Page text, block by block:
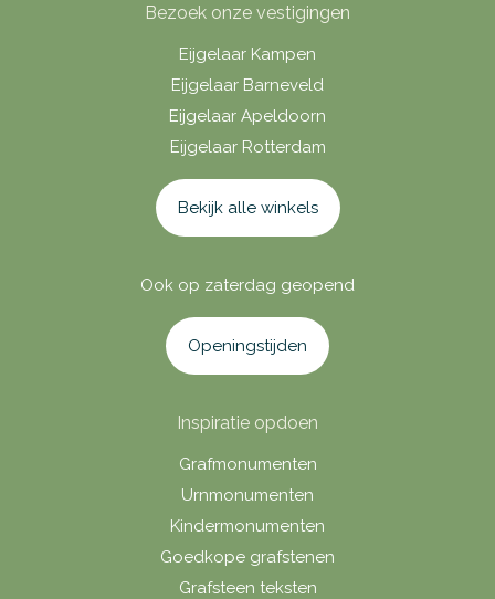
Bezoek onze vestigingen
Eijgelaar Kampen
Eijgelaar Barneveld
Eijgelaar Apeldoorn
Eijgelaar Rotterdam
Bekijk alle winkels
Ook op zaterdag geopend
Openingstijden
Inspiratie opdoen
Grafmonumenten
Urnmonumenten
Kindermonumenten
Goedkope grafstenen
Grafsteen teksten